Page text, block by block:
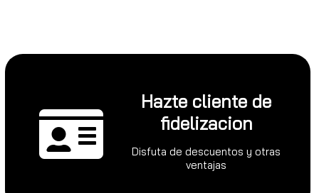
Hazte cliente de
fidelizacion
Disfuta de descuentos y otras
ventajas